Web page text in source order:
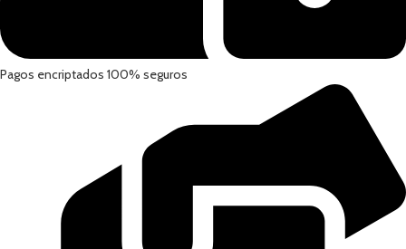
Pagos encriptados 100% seguros